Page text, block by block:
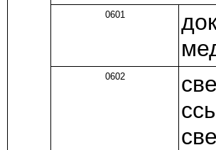
0601
0602